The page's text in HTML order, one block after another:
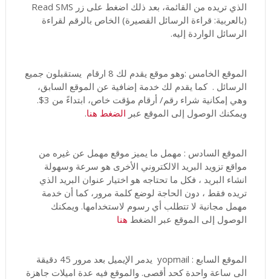
الذي تريده من القائمة، بعد ذلك اضغط على زر Read SMS
(بالعربية: قراءة الرسائل القصيرة) الخاص بالرقم لقراءة
الرسائل الواردة إليه.
الموقع الخامس :وهو موقع يقدم لك 8 ارقام يستقبلون جميع
الرسائل . كما يقدم لك خدمة إضافية عن الموقع السابق،
وهي إمكانية شراء رقم/ أرقام مؤقت خاص، ابتداءً من 3$.
ويمكنك الوصول إلى الموقع عبر الضغط هنا.
الموقع السادس : مهمل ما يميز موقع مهمل عن غيره من
مواقع تزويد البريد الالكتروني الأخرى هو سرعة وسهولة
انشاء البريد ، فكل ما تحتاجه هو اختيار عنوان البريد الذي
تريده فقط ، دون الحاجة لوضع كلمة مرور، كما أن خدمة
مهمل مجانية لا تتطلب أي رسوم لاستخدامها. ويمكنك
الوصول إلى الموقع عبر الضغط هنا
الموقع السابع : yopmail يدمر الإيميل بعد مرور 45 دقيقة
الى ساعة واحدة كحد أقصى. والموقع فيه عدة اميلات جاهزة